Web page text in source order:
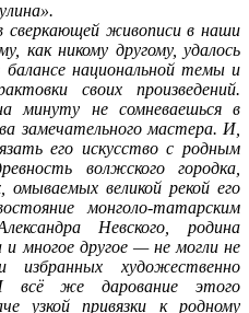
сверкающей живописи в наши
как никому другому, удалось
национальной темы и
своих произведений.
минуту не сомневаешься в
замечательного мастера. И,
его искусство с родным
волжского городка,
великой рекой его
монголо-татарским
Невского, родина
и многое другое — не могли не
избранных художественно
всё же дарование этого
узкой привязки к родному